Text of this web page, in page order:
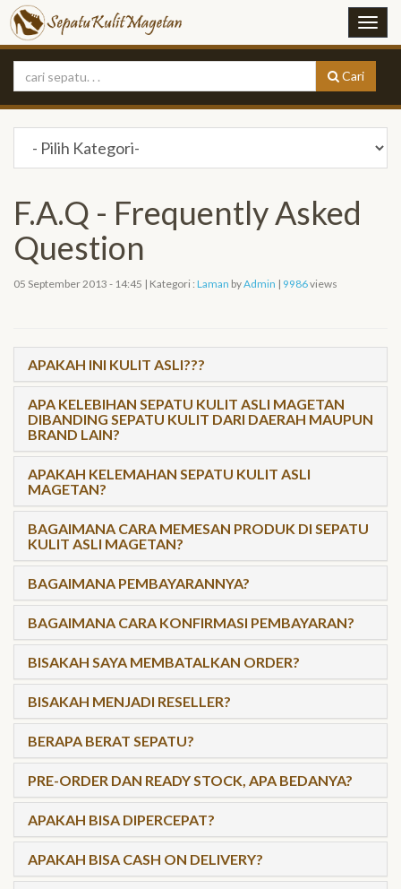
Cari
F.A.Q - Frequently Asked
Question
05 September 2013 - 14:45 | Kategori : Laman byAdmin | 9986views
APAKAH INI KULIT ASLI???
APA KELEBIHAN SEPATU KULIT ASLI MAGETAN
DIBANDING SEPATU KULIT DARI DAERAH MAUPUN
BRAND LAIN?
APAKAH KELEMAHAN SEPATU KULIT ASLI
MAGETAN?
BAGAIMANA CARA MEMESAN PRODUK DI SEPATU
KULIT ASLI MAGETAN?
BAGAIMANA PEMBAYARANNYA?
BAGAIMANA CARA KONFIRMASI PEMBAYARAN?
BISAKAH SAYA MEMBATALKAN ORDER?
BISAKAH MENJADI RESELLER?
BERAPA BERAT SEPATU?
PRE-ORDER DAN READY STOCK, APA BEDANYA?
APAKAH BISA DIPERCEPAT?
APAKAH BISA CASH ON DELIVERY?